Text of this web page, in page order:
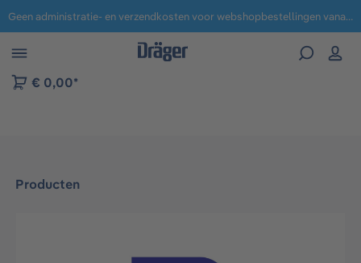
naar navigatie B2B-platform Geen administratie- en verzendkosten voor webshopbestellingen vanaf € 100,-.
€ 0,00*
Producten
Afbeeldingengalerij overslaan